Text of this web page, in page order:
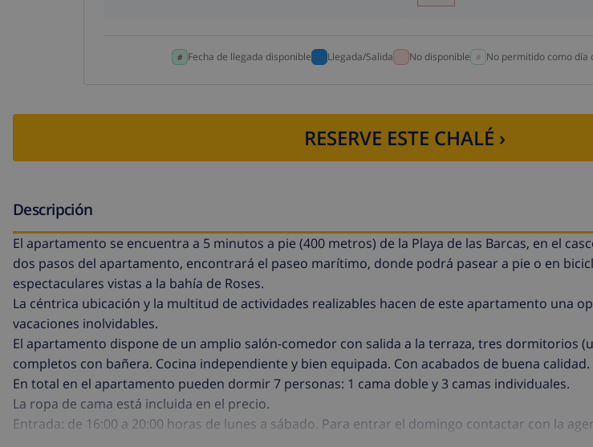
Fecha de llegada disponible Llegada/Salida No disponible No permitido como día
RESERVE ESTE CHALÉ ›
Descripción
El apartamento se encuentra a 5 minutos a pie (400 metros) de la Playa de las Barcas, en el
dos pasos del apartamento, encontrará el paseo marítimo, donde podrá pasear a pie o en
espectaculares vistas a la bahía de Roses.
La céntrica ubicación y la multitud de actividades realizables hacen de este apartamento una
vacaciones inolvidables.
El apartamento dispone de un amplio salón-comedor con salida a la terraza, tres dormitorios
completos con bañera. Cocina independiente y bien equipada. Con acabados de buena calidad.
En total en el apartamento pueden dormir 7 personas: 1 cama doble y 3 camas individuales.
La ropa de cama está incluida en el precio.
Entrada: de 16:00 a 20:00 horas de lunes a sábado. Para entrar el domingo contactar con la